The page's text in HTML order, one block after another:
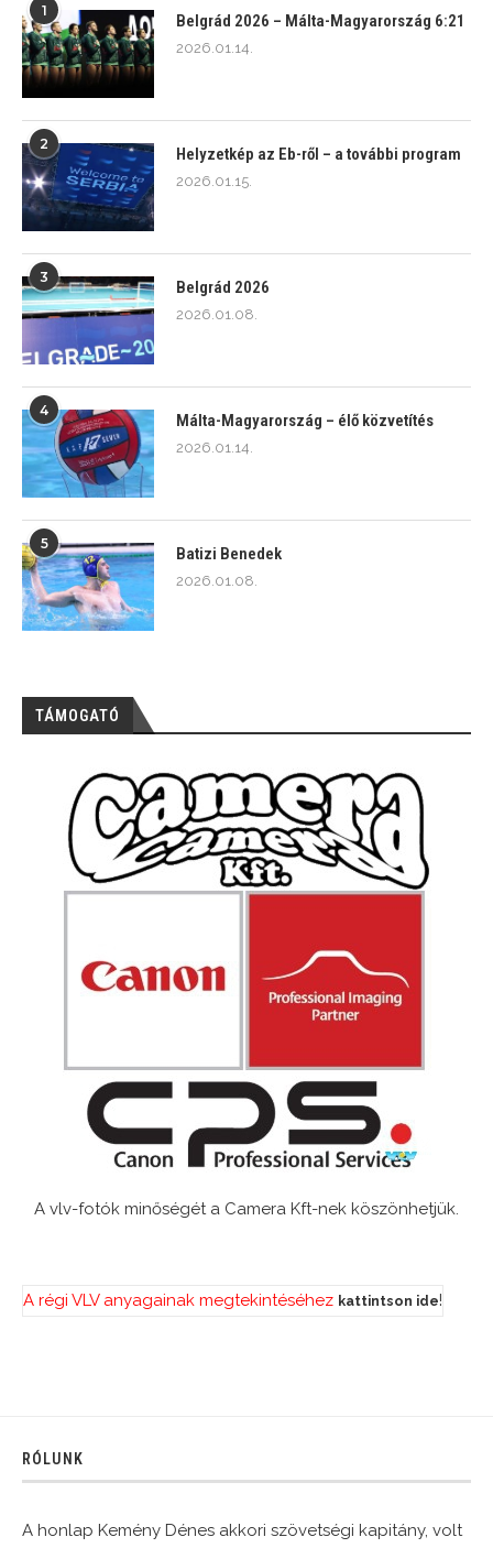
1
Belgrád 2026 – Málta-Magyarország 6:21
2026.01.14.
2
Helyzetkép az Eb-ről – a további program
2026.01.15.
3
Belgrád 2026
2026.01.08.
4
Málta-Magyarország – élő közvetítés
2026.01.14.
5
Batizi Benedek
2026.01.08.
TÁMOGATÓ
A vlv-fotók minőségét a Camera Kft-nek köszönhetjük.
A régi VLV anyagainak megtekintéséhez kattintson ide!
RÓLUNK
A honlap Kemény Dénes akkori szövetségi kapitány, volt